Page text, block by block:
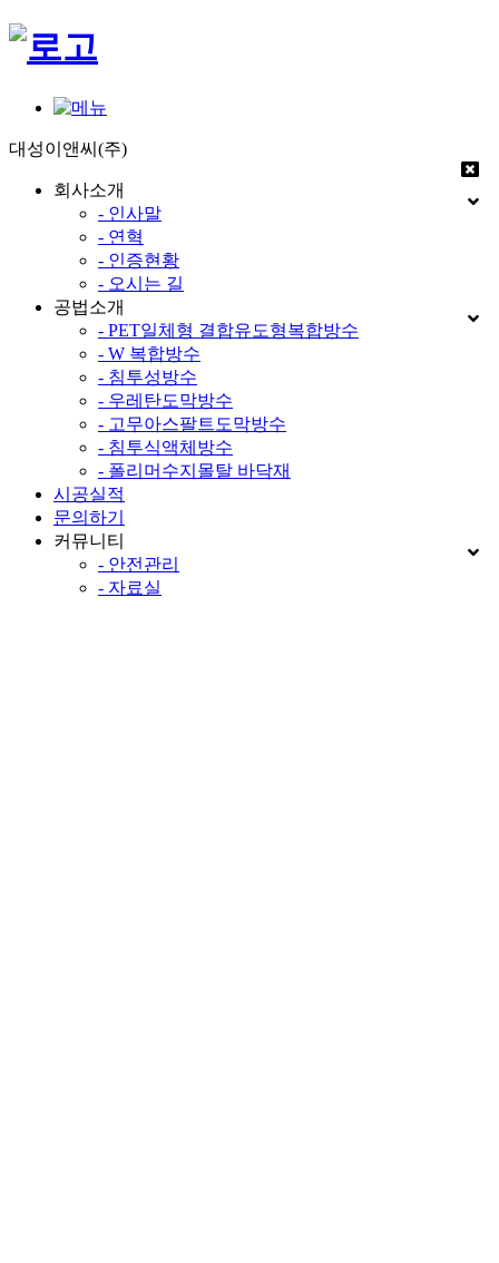
대성이앤씨(주)
회사소개
- 인사말
- 연혁
- 인증현황
- 오시는 길
공법소개
- PET일체형 결합유도형복합방수
- W 복합방수
- 침투성방수
- 우레탄도막방수
- 고무아스팔트도막방수
- 침투식액체방수
- 폴리머수지몰탈 바닥재
시공실적
문의하기
커뮤니티
- 안전관리
- 자료실